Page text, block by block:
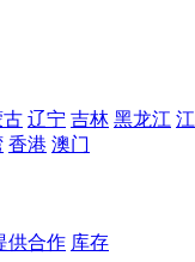
古 辽宁 吉林 黑龙江
香港 澳门
供合作 库存